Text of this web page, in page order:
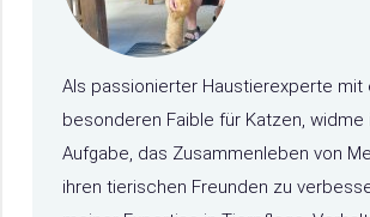
Als passionierter Haustierexperte mit
besonderen Faible für Katzen,
Aufgabe, das Zusammenleben von
ihren tierischen Freunden zu